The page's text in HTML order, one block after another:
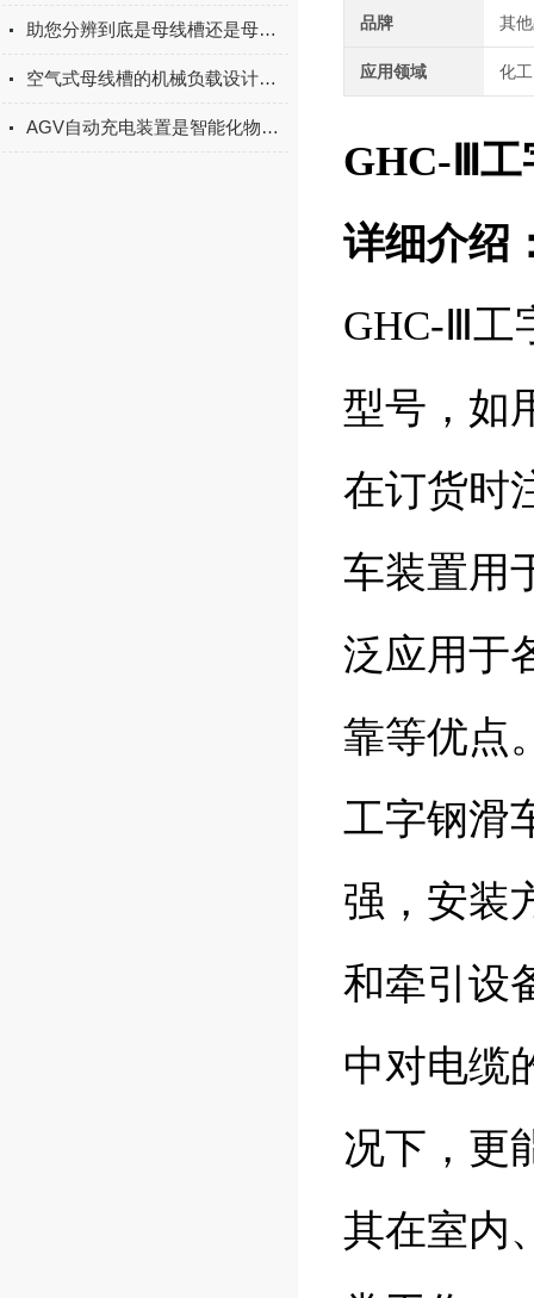
助您分辨到底是母线槽还是母线桥？
空气式母线槽的机械负载设计说明
AGV自动充电装置是智能化物流的必备利器
品牌 其
应用领域 化
GHC-Ⅲ工
详细介绍
GHC-Ⅲ工
型号，如
在订货时
车装置用
泛应用于
靠等优点
工字钢滑
强，安装
和牵引设
中对电缆
况下，更
其在室内